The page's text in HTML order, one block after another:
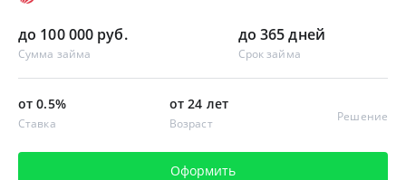
до 100 000 руб.
Сумма займа
до 365 дней
Срок займа
от 0.5%
Ставка
от 24 лет
Возраст Решение
Оформить